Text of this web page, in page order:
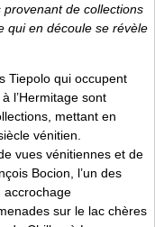
de collections
qui en découle se révèle
Tiepolo qui occupent
l’Hermitage sont
mettant en
vénitien.
vues vénitiennes et de
Bocion, l’un des
accrochage
sur le lac chères